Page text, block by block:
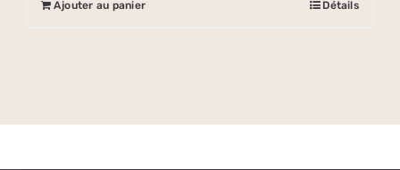
Ajouter au panier Détails